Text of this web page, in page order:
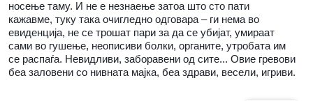
носење таму. И не е незнаење затоа што сто пати
кажавме, туку така очигледно одговара – ги нема во
евиденција, не се трошат пари за да се убијат, умираат
сами во гушење, неописиви болки, органите, утробата им
се распаѓа. Невидливи, заборавени од сите... Овие гревови
беа заловени со нивната мајка, беа здрави, весели, игриви.